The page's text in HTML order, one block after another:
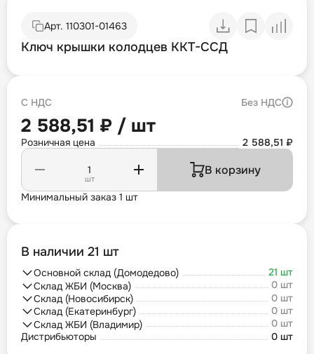
Арт. 110301-01463
Ключ крышки колодцев ККТ-ССД
С НДС Без НДС
2 588,51 ₽ / шт
Розничная цена 2 588,51 ₽
шт
В корзину
Минимальный заказ 1 шт
В наличии 21 шт
Основной склад (Домодедово)
21 шт
Склад ЖБИ (Москва)
0 шт
Склад (Новосибирск)
0 шт
Склад (Екатеринбург)
0 шт
Склад ЖБИ (Владимир)
0 шт
Дистрибьюторы
0 шт